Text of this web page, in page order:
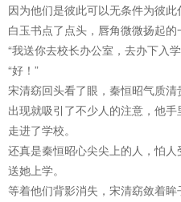
因为他们是彼此可以无条件为彼此
白玉书点了点头，唇角微微扬起
“我送你去校长办公室，去办下入
“好！”
宋清窈回头看了眼，秦恒昭气质
出现就吸引了不少人的注意，他
走进了学校。
还真是秦恒昭心尖尖上的人，怕
送她上学。
等着他们背影消失，宋清窈敛着眸